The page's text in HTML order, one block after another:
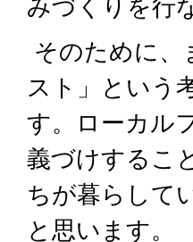
みづくりを行
そのために、
スト」という
す。ローカル
義づけするこ
ちが暮らして
と思います。